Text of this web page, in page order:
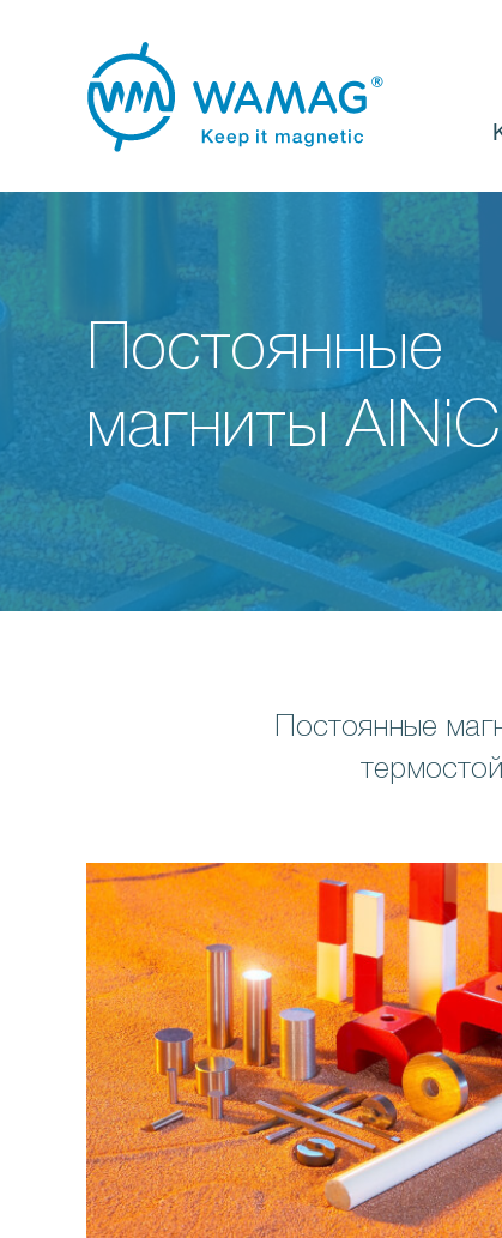
Постоянные
магниты
Постоянные